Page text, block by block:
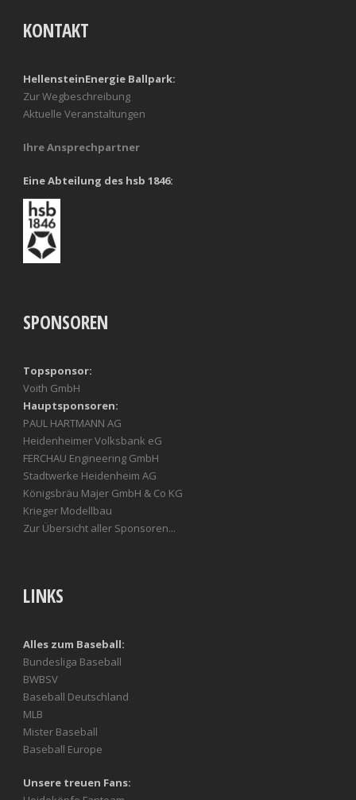
KONTAKT
HellensteinEnergie Ballpark:
Zur Wegbeschreibung
Aktuelle Veranstaltungen
Ihre Ansprechpartner
Eine Abteilung des hsb 1846:
SPONSOREN
Topsponsor:
Voith GmbH
Hauptsponsoren:
PAUL HARTMANN AG
Heidenheimer Volksbank eG
FERCHAU Engineering GmbH
Stadtwerke Heidenheim AG
Königsbräu Majer GmbH & Co KG
Krieger Modellbau
Zur Übersicht aller Sponsoren...
LINKS
Alles zum Baseball:
Bundesliga Baseball
BWBSV
Baseball Deutschland
MLB
Mister Baseball
Baseball Europe
Unsere treuen Fans: